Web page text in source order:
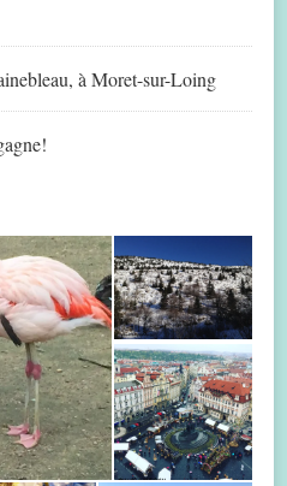
à Moret-sur-Loing